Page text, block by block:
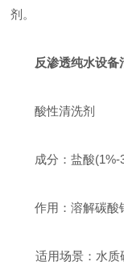
剂。
反渗透纯水设备
酸性清洗剂
成分：盐酸(1%-
作用：溶解碳酸钙
适用场景：水质